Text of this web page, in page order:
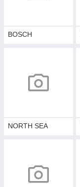
BOSCH
NORTH SEA